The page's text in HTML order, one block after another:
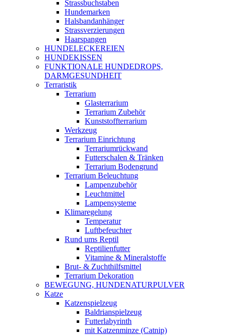
Strassbuchstaben
Hundemarken
Halsbandanhänger
Strassverzierungen
Haarspangen
HUNDELECKEREIEN
HUNDEKISSEN
FUNKTIONALE HUNDEDROPS,
DARMGESUNDHEIT
Terraristik
Terrarium
Glasterrarium
Terrarium Zubehör
Kunststoffterrarium
Werkzeug
Terrarium Einrichtung
Terrariumrückwand
Futterschalen & Tränken
Terrarium Bodengrund
Terrarium Beleuchtung
Lampenzubehör
Leuchtmittel
Lampensysteme
Klimaregelung
Temperatur
Luftbefeuchter
Rund ums Reptil
Reptilienfutter
Vitamine & Mineralstoffe
Brut- & Zuchthilfsmittel
Terrarium Dekoration
BEWEGUNG, HUNDENATURPULVER
Katze
Katzenspielzeug
Baldrianspielzeug
Futterlabyrinth
mit Katzenminze (Catnip)